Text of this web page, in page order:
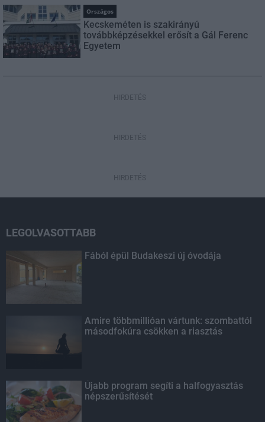
Országos
Kecskeméten is szakirányú
továbbképzésekkel erősít a Gál Ferenc
Egyetem
HIRDETÉS
HIRDETÉS
HIRDETÉS
LEGOLVASOTTABB
Fából épül Budakeszi új óvodája
Amire többmillióan vártunk: szombattól
másodfokúra csökken a riasztás
Újabb program segíti a halfogyasztás
népszerűsítését